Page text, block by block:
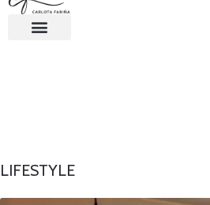
LIFESTYLE